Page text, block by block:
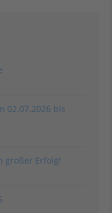
02.07.2026 bis
großer Erfolg!